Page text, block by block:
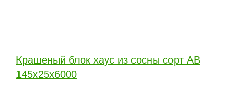
Крашеный блок хаус из сосны сорт АВ
145х25х6000